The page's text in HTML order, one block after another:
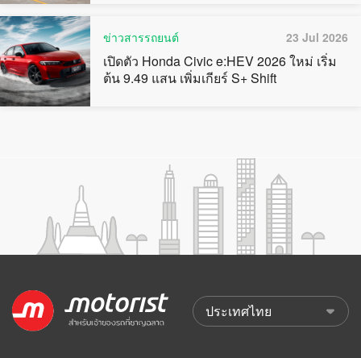
ข่าวสารรถยนต์ 23 Jul 2026
เปิดตัว Honda Civic e:HEV 2026 ใหม่ เริ่ม
ต้น 9.49 แสน เพิ่มเกียร์ S+ Shift